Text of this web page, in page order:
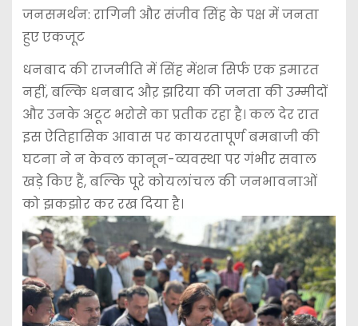
जनसमर्थन: रागिनी और संजीव सिंह के पक्ष में जनता
हुए एकजूट
​धनबाद की राजनीति में सिंह मेंशन सिर्फ एक इमारत
नहीं, बल्कि धनबाद औऱ झरिया की जनता की उम्मीदों
और उनके अटूट भरोसे का प्रतीक रहा है। कल देर रात
इस ऐतिहासिक आवास पर कायरतापूर्ण बमबाजी की
घटना ने न केवल कानून-व्यवस्था पर गंभीर सवाल
खड़े किए हैं, बल्कि पूरे कोयलांचल की जनभावनाओं
को झकझोर कर रख दिया है।